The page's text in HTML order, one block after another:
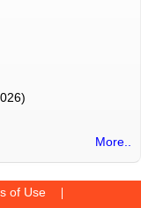
More..
of Use